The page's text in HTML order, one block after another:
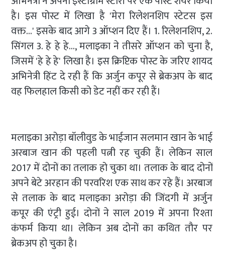
है। इस पोस्ट में लिखा है 'मेरा रिलेशनशिप स्टेटस इस
वक्त…' इसके बाद आगे 3 ऑप्शन दिए हैं। 1. रिलेशनशिप, 2.
सिंगल 3. हे हे हे…, मलाइका ने तीसरे ऑप्शन को चुना है,
जिसमें 'हे हे हे' लिखा है। इस क्रिप्टिक पोस्ट के जरिए शायद
अभिनेत्री हिंट दे रही हैं कि अर्जुन कपूर से ब्रेकअप के बाद
वह फिलहाल किसी को डेट नहीं कर रही हैं।
मलाइका अरोड़ा बॉलीवुड के भाईजान सलमान खान के भाई
अरबाज खान की पहली पत्नी रह चुकी हैं। लेकिन साल
2017 में दोनों का तलाक हो चुका था। तलाक के बाद दोनों
अपने बेटे अरहान की परवरिश एक साथ कर रहे हैं। अरबाज
से तलाक के बाद मलाइका अरोड़ा की जिंदगी में अर्जुन
कपूर की एंट्री हुई। दोनों ने साल 2019 में अपना रिश्ता
कंफर्म किया था। लेकिन अब दोनों का कथित तौर पर
ब्रेकअप हो चुका है।